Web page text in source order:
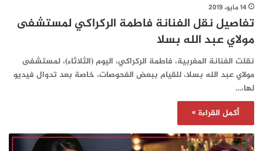
14 مايو، 2019
تفاصيل نقل الفنانة فاطمة الركراكي لمستشفى
مولاي عبد الله بسلا
نقلت الفنانة المغربية، فاطمة الركراكي، اليوم (الثلاثاء)، لمستشفى
مولاي عبد الله بسلا، للقيام ببعض الفحوصات، خاصة بعد تدوال فيديو
لها،…
أكمل القراءة »